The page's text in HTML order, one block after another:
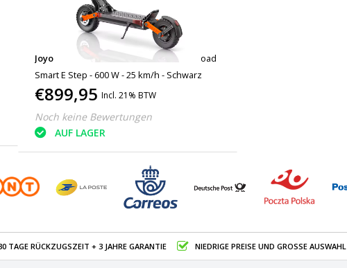
Joyor
S8-SZ Faltbarer Elektroroller - Offroad
Smart E Step - 600 W - 25 km/h - Schwarz
€899,95 Incl. 21% BTW
Noch keine Bewertungen
AUF LAGER
TAGE RÜCKZUGSZEIT + 3 JAHRE GARANTIE NIEDRIGE PREISE UND GROSSE AUSWAHL